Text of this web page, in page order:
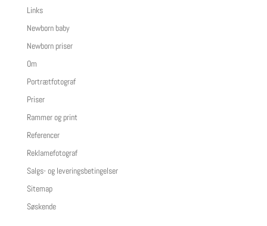
Links
Newborn baby
Newborn priser
Om
Portrætfotograf
Priser
Rammer og print
Referencer
Reklamefotograf
Salgs- og leveringsbetingelser
Sitemap
Søskende